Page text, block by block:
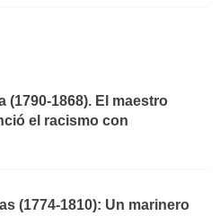
(1790-1868). El maestro
el racismo con
(1774-1810): Un marinero